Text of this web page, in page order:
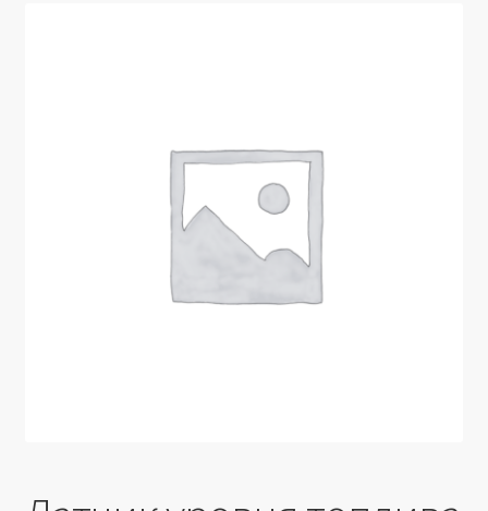
Юридические данные